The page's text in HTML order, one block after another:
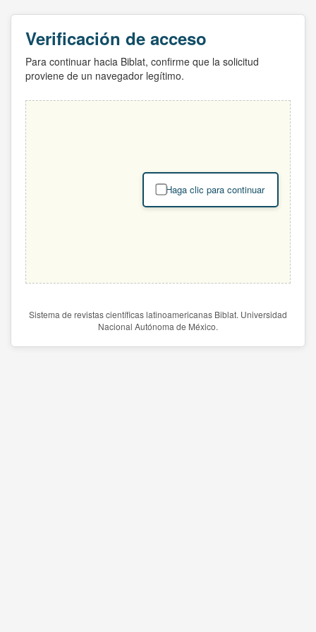
Verificación de acceso
Para continuar hacia Biblat, confirme que la solicitud
proviene de un navegador legítimo.
Haga clic para continuar
Sistema de revistas científicas latinoamericanas Biblat. Universidad
Nacional Autónoma de México.